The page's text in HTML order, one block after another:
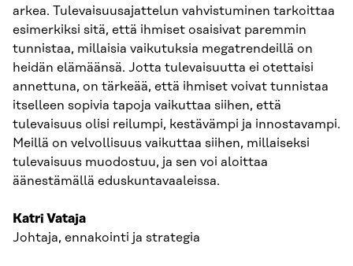
arkea. Tulevaisuusajattelun vahvistuminen tarkoittaa
esimerkiksi sitä, että ihmiset osaisivat paremmin
tunnistaa, millaisia vaikutuksia megatrendeillä on
heidän elämäänsä. Jotta tulevaisuutta ei otettaisi
annettuna, on tärkeää, että ihmiset voivat tunnistaa
itselleen sopivia tapoja vaikuttaa siihen, että
tulevaisuus olisi reilumpi, kestävämpi ja innostavampi.
Meillä on velvollisuus vaikuttaa siihen, millaiseksi
tulevaisuus muodostuu, ja sen voi aloittaa
äänestämällä eduskuntavaaleissa.
Katri Vataja
Johtaja, ennakointi ja strategia